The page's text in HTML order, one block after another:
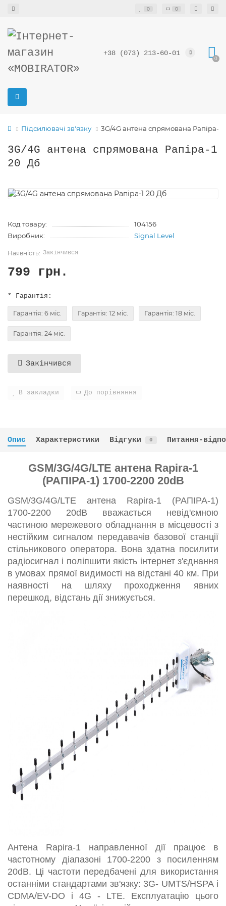
0 0
+38 (073) 213-60-01
0
Підсилювачі зв'язку 3G/4G антена спрямована Рапіра-1
3G/4G антена спрямована Рапіра-1
20 Дб
Код товару:
104156
Виробник:
Signal Level
Закінчився
799 грн.
* Гарантія:
Гарантія: 6 міс. Гарантія: 12 міс. Гарантія: 18 міс.
Гарантія: 24 міс.
Закінчився
В закладки До порівняння
Опис Характеристики Відгуки 0 Питання-
GSM/3G/4G/LTE антена Rapira-1
(РАПІРА-1) 1700-2200 20dB
GSM/3G/4G/LTE антена Rapira-1 (РАПІРА-1)
1700-2200 20dB вважається невід'ємною
частиною мережевого обладнання в місцевості з
нестійким сигналом передавачів базової станції
стільникового оператора. Вона здатна посилити
радіосигнал і поліпшити якість інтернет з'єднання
в умовах прямої видимості на відстані 40 км. При
наявності на шляху проходження явних
перешкод, відстань дії знижується.
Антена Rapira-1 направленної дії працює в
частотному діапазоні 1700-2200 з посиленням
20dB. Ці частоти передбачені для використання
останніми стандартами зв'язку: 3G- UMTS/HSPA і
CDMA/EV-DO і 4G - LTE. Експлуатацію цього